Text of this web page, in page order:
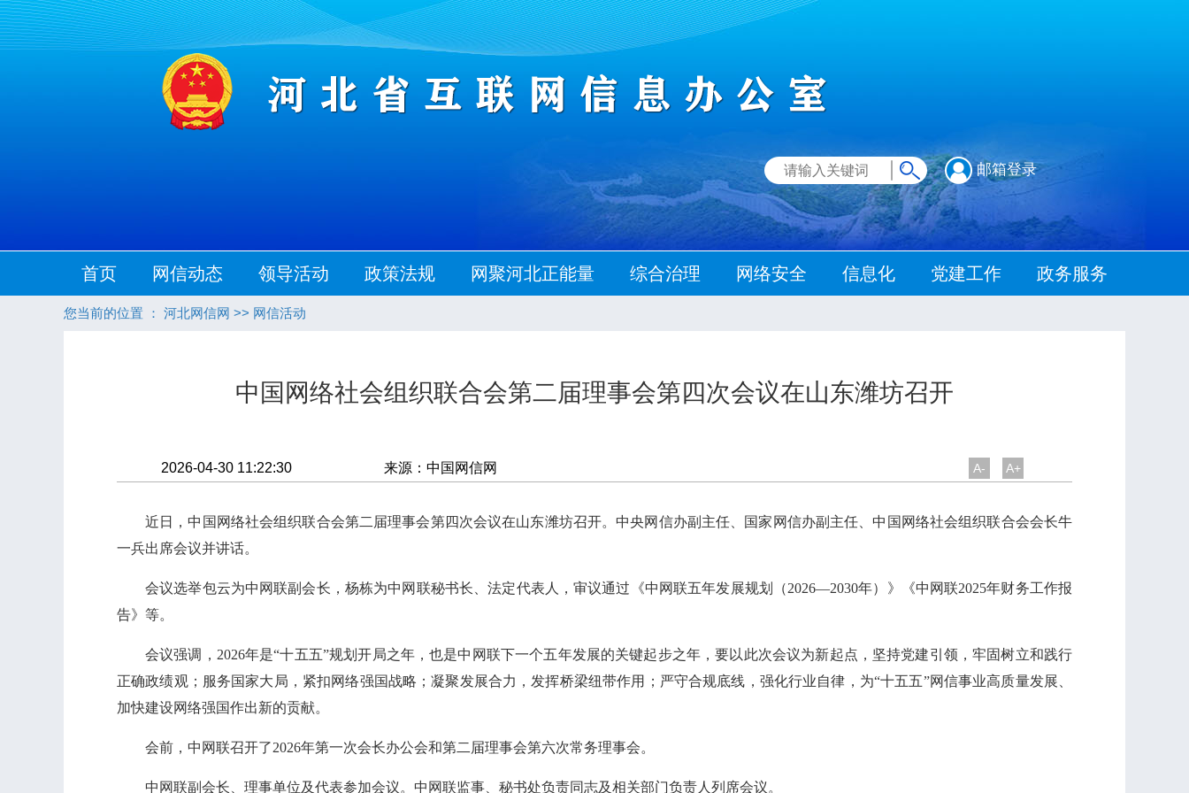
邮箱登录
首页 网信动态 领导活动 政策法规 网聚河北正能量 综合治理 网络安全 信息化 党建工作 政务服务
您当前的位置 ： 河北网信网 >> 网信活动
中国网络社会组织联合会第二届理事会第四次会议在山东潍坊召开
2026-04-30 11:22:30 来源：中国网信网 A- A+
近日，中国网络社会组织联合会第二届理事会第四次会议在山东潍坊召开。中央网信办副主任、国家网信办副主任、中国网络社会组织联合会会长牛
一兵出席会议并讲话。
会议选举包云为中网联副会长，杨栋为中网联秘书长、法定代表人，审议通过《中网联五年发展规划（2026—2030年）》《中网联2025年财务工作报
告》等。
会议强调，2026年是“十五五”规划开局之年，也是中网联下一个五年发展的关键起步之年，要以此次会议为新起点，坚持党建引领，牢固树立和践行
正确政绩观；服务国家大局，紧扣网络强国战略；凝聚发展合力，发挥桥梁纽带作用；严守合规底线，强化行业自律，为“十五五”网信事业高质量发展、
加快建设网络强国作出新的贡献。
会前，中网联召开了2026年第一次会长办公会和第二届理事会第六次常务理事会。
中网联副会长、理事单位及代表参加会议。中网联监事、秘书处负责同志及相关部门负责人列席会议。